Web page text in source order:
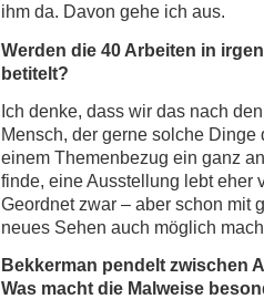
ihm da. Davon gehe ich aus.
Werden die 40 Arbeiten in
betitelt?
Ich denke, dass wir das nach
Mensch, der gerne solche
einem Themenbezug ein ganz
finde, eine Ausstellung lebt eher
Geordnet zwar – aber schon mit
neues Sehen auch möglich
Bekkerman pendelt zwischen
Was macht die Malweise